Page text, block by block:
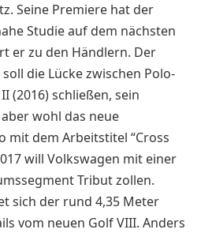
Seine Premiere hat der
Studie auf dem nächsten
er zu den Händlern. Der
die Lücke zwischen Polo-
(2016) schließen, sein
wohl das neue
mit dem Arbeitstitel “Cross
will Volkswagen mit einer
Tribut zollen.
sich der rund 4,35 Meter
vom neuen Golf VIII. Anders